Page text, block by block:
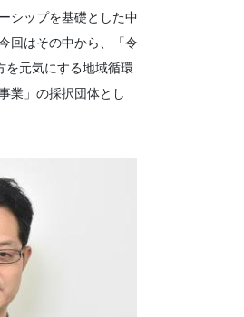
シップを基礎とした中
回はその中から、「令
を元気にする地域循環
業」の採択団体とし